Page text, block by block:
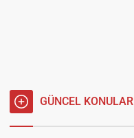
GÜNCEL KONULAR